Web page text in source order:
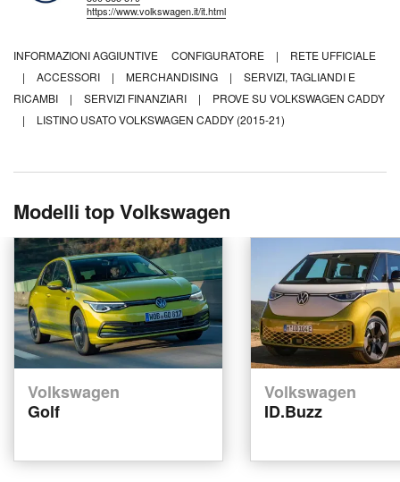
https://www.volkswagen.it/it.html
INFORMAZIONI AGGIUNTIVE CONFIGURATORE |
RETE UFFICIALE
|
ACCESSORI | MERCHANDISING |
SERVIZI, TAGLIANDI E
RICAMBI
| SERVIZI FINANZIARI |
PROVE SU VOLKSWAGEN CADDY
|
LISTINO USATO VOLKSWAGEN CADDY (2015-21)
Modelli top Volkswagen
Volkswagen
Golf
Volkswagen
ID.Buzz